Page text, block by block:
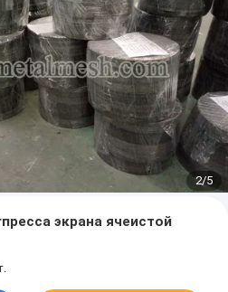
2/5
экрана ячеистой